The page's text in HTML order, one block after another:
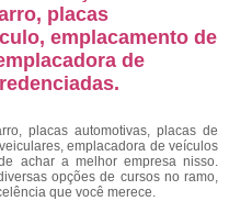
placas
emplacamento de
de
placas automotivas, placas de
emplacadora de veículos
achar a melhor empresa nisso.
opções de cursos no ramo,
que você merece.